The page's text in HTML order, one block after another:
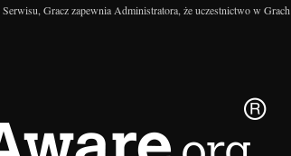
Gracz zapewnia Administratora, że uczestnictwo w